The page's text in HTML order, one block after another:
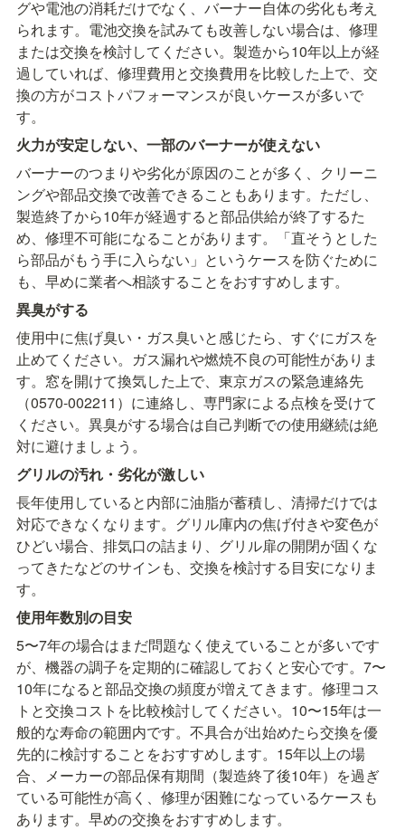
グや電池の消耗だけでなく、バーナー自体の劣化も考え
られます。電池交換を試みても改善しない場合は、修理
または交換を検討してください。製造から10年以上が経
過していれば、修理費用と交換費用を比較した上で、交
換の方がコストパフォーマンスが良いケースが多いで
す。
火力が安定しない、一部のバーナーが使えない
バーナーのつまりや劣化が原因のことが多く、クリーニ
ングや部品交換で改善できることもあります。ただし、
製造終了から10年が経過すると部品供給が終了するた
め、修理不可能になることがあります。「直そうとした
ら部品がもう手に入らない」というケースを防ぐために
も、早めに業者へ相談することをおすすめします。
異臭がする
使用中に焦げ臭い・ガス臭いと感じたら、すぐにガスを
止めてください。ガス漏れや燃焼不良の可能性がありま
す。窓を開けて換気した上で、東京ガスの緊急連絡先
（0570-002211）に連絡し、専門家による点検を受けて
ください。異臭がする場合は自己判断での使用継続は絶
対に避けましょう。
グリルの汚れ・劣化が激しい
長年使用していると内部に油脂が蓄積し、清掃だけでは
対応できなくなります。グリル庫内の焦げ付きや変色が
ひどい場合、排気口の詰まり、グリル扉の開閉が固くな
ってきたなどのサインも、交換を検討する目安になりま
す。
使用年数別の目安
5〜7年の場合はまだ問題なく使えていることが多いです
が、機器の調子を定期的に確認しておくと安心です。7〜
10年になると部品交換の頻度が増えてきます。修理コス
トと交換コストを比較検討してください。10〜15年は一
般的な寿命の範囲内です。不具合が出始めたら交換を優
先的に検討することをおすすめします。15年以上の場
合、メーカーの部品保有期間（製造終了後10年）を過ぎ
ている可能性が高く、修理が困難になっているケースも
あります。早めの交換をおすすめします。